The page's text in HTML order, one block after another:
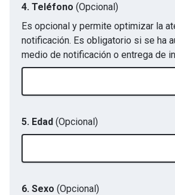
4. Teléfono (Opcional)
Es opcional y permite optimizar la
notificación. Es obligatorio si se ha
medio de notificación o entrega de
5. Edad (Opcional)
6. Sexo (Opcional)